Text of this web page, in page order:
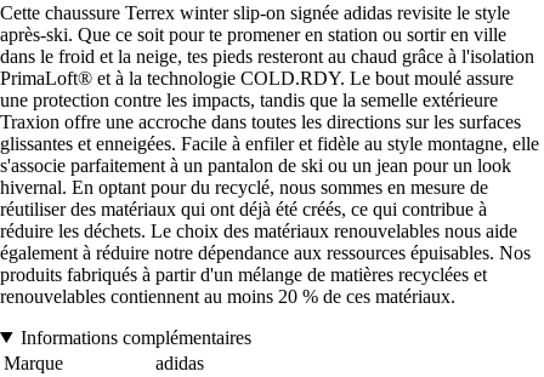
Cette chaussure Terrex winter slip-on signée adidas revisite le style
après-ski. Que ce soit pour te promener en station ou sortir en ville
dans le froid et la neige, tes pieds resteront au chaud grâce à l'isolation
PrimaLoft® et à la technologie COLD.RDY. Le bout moulé assure
une protection contre les impacts, tandis que la semelle extérieure
Traxion offre une accroche dans toutes les directions sur les surfaces
glissantes et enneigées. Facile à enfiler et fidèle au style montagne, elle
s'associe parfaitement à un pantalon de ski ou un jean pour un look
hivernal. En optant pour du recyclé, nous sommes en mesure de
réutiliser des matériaux qui ont déjà été créés, ce qui contribue à
réduire les déchets. Le choix des matériaux renouvelables nous aide
également à réduire notre dépendance aux ressources épuisables. Nos
produits fabriqués à partir d'un mélange de matières recyclées et
renouvelables contiennent au moins 20 % de ces matériaux.
Informations complémentaires
Marque
adidas